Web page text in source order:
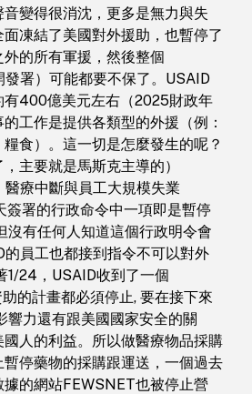
變得很消沈，更多是無力與失
凍結了美國對外援助，也暫停了
的所有軍援，然後整個
發署）可能都要不保了。USAID
有400億美元左右（2025財政年
工作是提供各類型的外援（例：
食）。這一切是怎麼發生的呢？
，主要就是馬斯克主導的）
醫療中斷與員工大規模失業
簽署的行政命令中一項即是暫停
沒有任何人知道這個行政明令會
員工也都接到指令不可以對外
1/24，USAID收到了一個
的計畫都必須停止, 要在接下來
響力還有跟美國國家安全的關
人的利益。所以做醫療物品採購
停藥物的採購跟運送，一個過去
的網站FEWSNET也被停止營